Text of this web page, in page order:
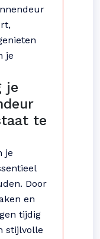
je
je
te
je
Door
en
tijdig
stijlvolle